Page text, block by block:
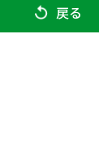
戻る